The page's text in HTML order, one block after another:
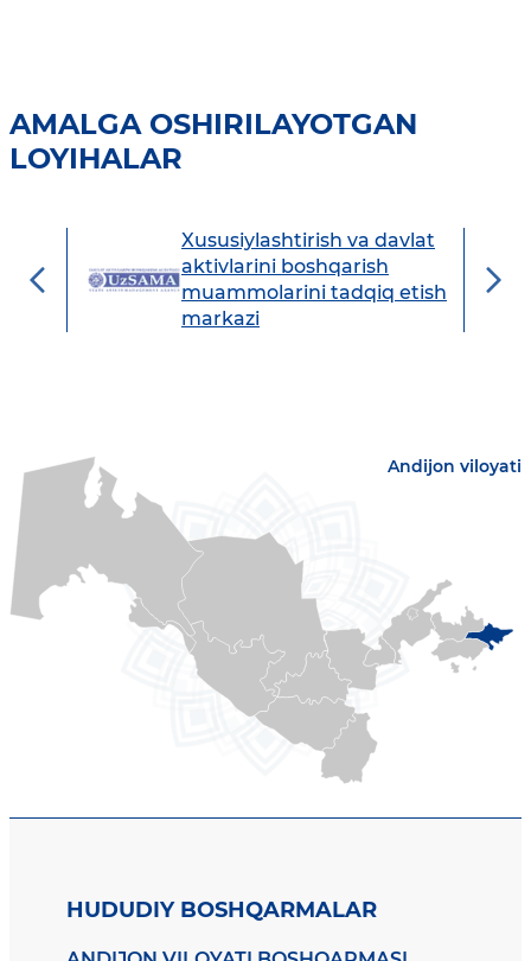
AMALGA OSHIRILAYOTGAN
LOYIHALAR
Xususiylashtirish va davlat
aktivlarini boshqarish
muammolarini tadqiq etish
markazi
Andijon viloyati
HUDUDIY BOSHQARMALAR